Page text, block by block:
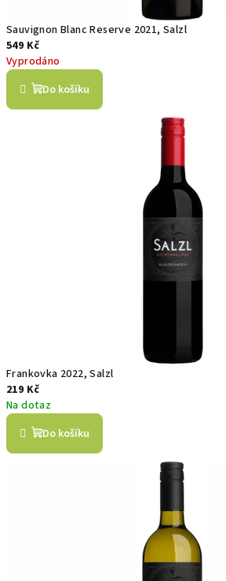
Sauvignon Blanc Reserve 2021, Salzl
549 Kč
Vyprodáno
Do košíku
Frankovka 2022, Salzl
219 Kč
Na dotaz
Do košíku